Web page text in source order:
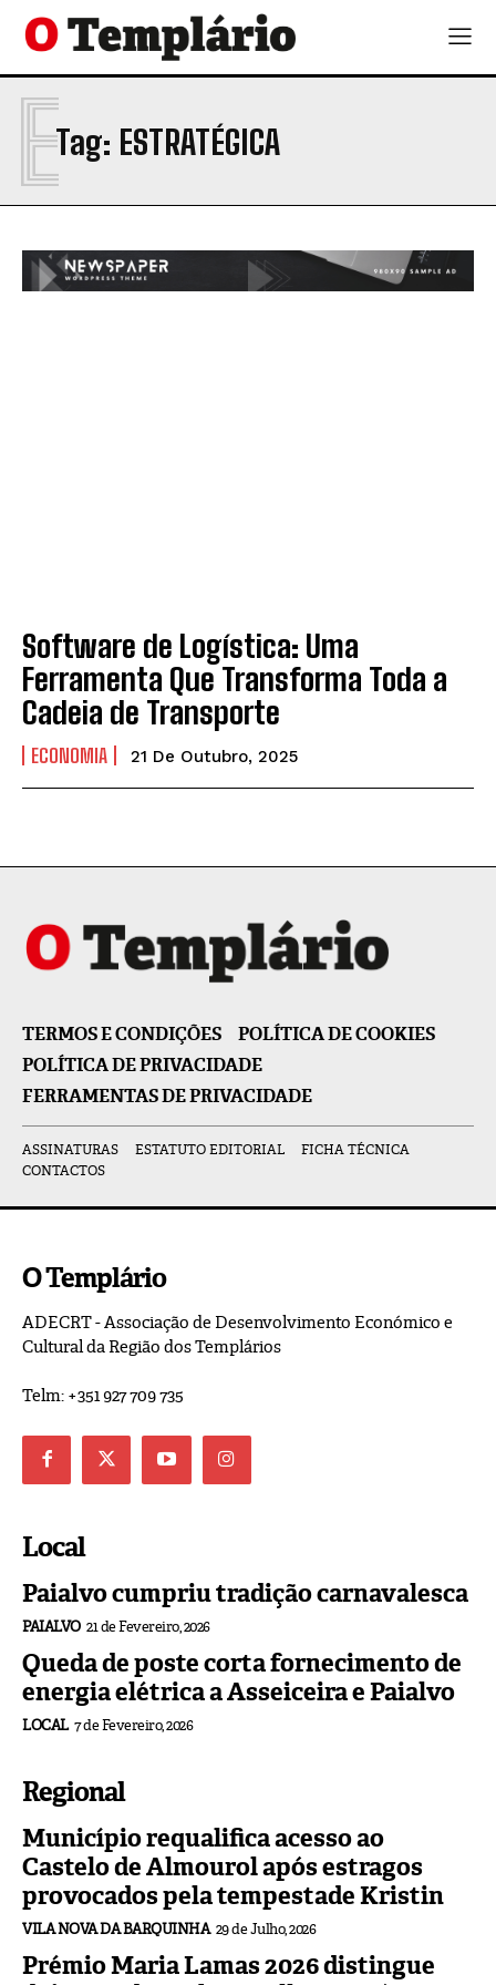
Tag: ESTRATÉGICA
E
Software de Logística: Uma
Ferramenta Que Transforma Toda a
Cadeia de Transporte
ECONOMIA 21 De Outubro, 2025
TERMOS E CONDIÇÕES
POLÍTICA DE COOKIES
POLÍTICA DE PRIVACIDADE
FERRAMENTAS DE PRIVACIDADE
ASSINATURAS ESTATUTO EDITORIAL
FICHA TÉCNICA
CONTACTOS
O Templário
ADECRT - Associação de Desenvolvimento Económico e
Cultural da Região dos Templários
Telm: +351 927 709 735
Local
Paialvo cumpriu tradição carnavalesca
PAIALVO 21 de Fevereiro, 2026
Queda de poste corta fornecimento de
energia elétrica a Asseiceira e Paialvo
LOCAL 7 de Fevereiro, 2026
Regional
Município requalifica acesso ao
Castelo de Almourol após estragos
provocados pela tempestade Kristin
VILA NOVA DA BARQUINHA 29 de Julho, 2026
Prémio Maria Lamas 2026 distingue